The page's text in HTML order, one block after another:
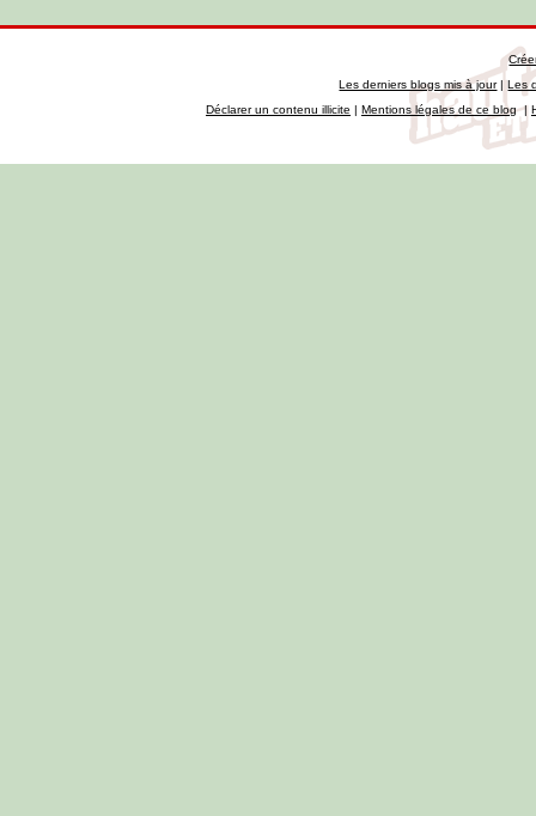
Les derniers blogs mis à jour|Les
Déclarer un contenu illicite | Mentions légales de ce blog|